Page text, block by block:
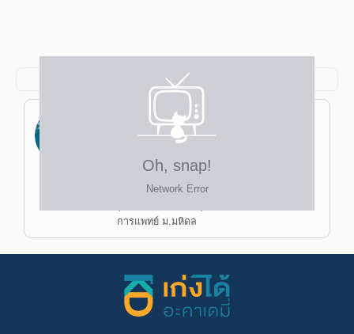
ผศ.ดร.ธรรมธัช โอวศิริกุล
ป.เอก ปรัชญาดุษฎีบัณฑิต วิศวกรรมชีวเวช
คณะวิศวกรรมศาสตร์ จุฬาฯ ป.โท วิทยา
ศาสตรมหาบัณฑิต รังสีเทคนิค คณะเทคนิค
การแพทย์ ม.มหิดล ป.ตรี วิทยาศาสตรบัณฑิต
การแพทย์ ม.มหิดล